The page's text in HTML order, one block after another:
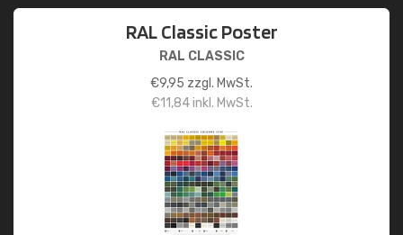
RAL Classic Poster
RAL CLASSIC
€9,95 zzgl. MwSt.
€11,84inkl. MwSt.